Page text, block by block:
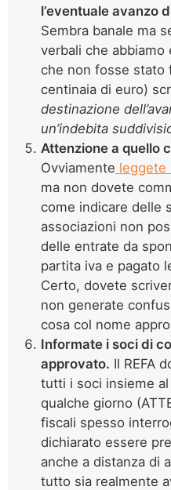
l’eventuale avanzo
Sembra banale ma
verbali che
che non fosse stato
centinaia di euro)
destinazione
un’indebita
Attenzione a quello
Ovviamente leggete
ma non dovete
come indicare delle
associazioni non
delle entrate da
partita iva e pagato
Certo, dovete
non generate
cosa col nome
Informate i soci di
approvato. Il REFA
tutti i soci insieme
qualche giorno
fiscali spesso
dichiarato essere
anche a distanza di
tutto sia realmente